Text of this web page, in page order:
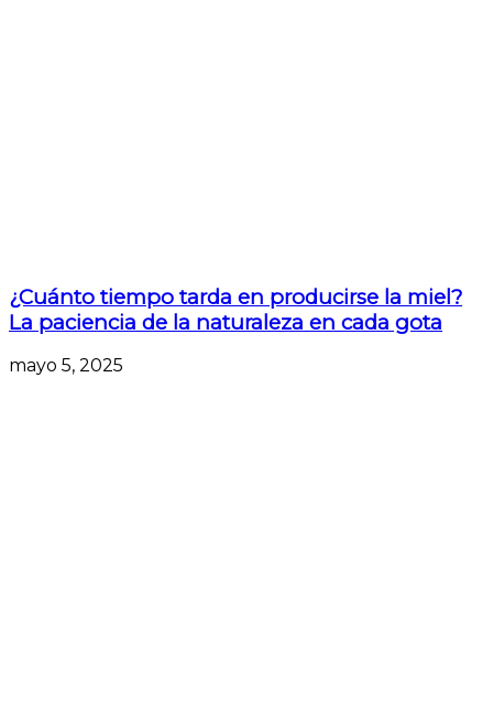
¿Cuánto tiempo tarda en producirse la miel?
La paciencia de la naturaleza en cada gota
mayo 5, 2025